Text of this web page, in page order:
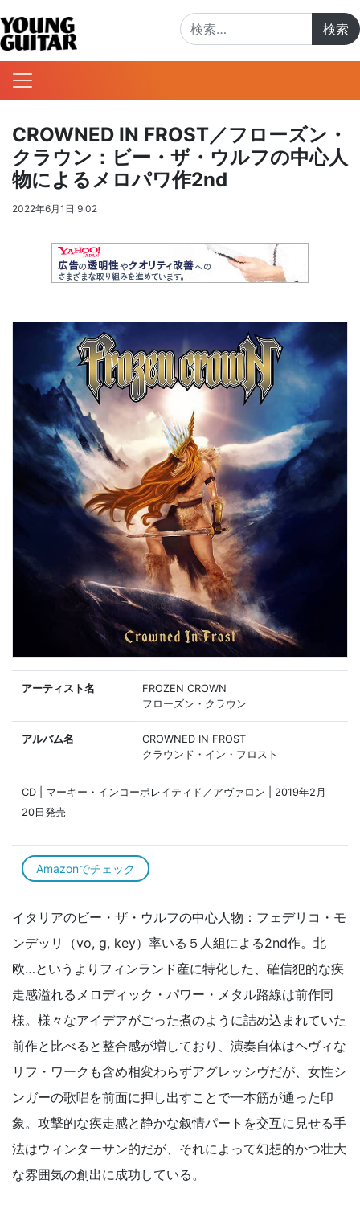
CROWNED IN FROST／フローズン・
クラウン：ビー・ザ・ウルフの中心人
物によるメロパワ作2nd
2022年6月1日 9:02
アーティスト名
FROZEN CROWN
フローズン・クラウン
アルバム名
CROWNED IN FROST
クラウンド・イン・フロスト
CD | マーキー・インコーポレイティド／アヴァロン | 2019年2月
20日発売
Amazonでチェック
イタリアのビー・ザ・ウルフの中心人物：フェデリコ・モ
ンデッリ（vo, g, key）率いる５人組による2nd作。北
欧…というよりフィンランド産に特化した、確信犯的な疾
走感溢れるメロディック・パワー・メタル路線は前作同
様。様々なアイデアがごった煮のように詰め込まれていた
前作と比べると整合感が増しており、演奏自体はヘヴィな
リフ・ワークも含め相変わらずアグレッシヴだが、女性シ
ンガーの歌唱を前面に押し出すことで一本筋が通った印
象。攻撃的な疾走感と静かな叙情パートを交互に見せる手
法はウィンターサン的だが、それによって幻想的かつ壮大
な雰囲気の創出に成功している。